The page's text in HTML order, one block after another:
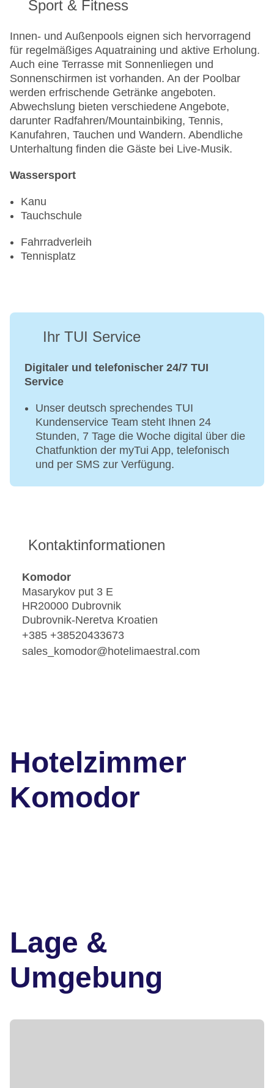
Sport & Fitness
Innen- und Außenpools eignen sich hervorragend
für regelmäßiges Aquatraining und aktive Erholung.
Auch eine Terrasse mit Sonnenliegen und
Sonnenschirmen ist vorhanden. An der Poolbar
werden erfrischende Getränke angeboten.
Abwechslung bieten verschiedene Angebote,
darunter Radfahren/Mountainbiking, Tennis,
Kanufahren, Tauchen und Wandern. Abendliche
Unterhaltung finden die Gäste bei Live-Musik.
Wassersport
Kanu
Tauchschule
Fahrradverleih
Tennisplatz
Ihr TUI Service
Digitaler und telefonischer 24/7 TUI
Service
Unser deutsch sprechendes TUI
Kundenservice Team steht Ihnen 24
Stunden, 7 Tage die Woche digital über die
Chatfunktion der myTui App, telefonisch
und per SMS zur Verfügung.
Kontaktinformationen
Komodor
Masarykov put 3 E
HR20000 Dubrovnik
Dubrovnik-Neretva Kroatien
+385 +38520433673
sales_komodor@hotelimaestral.com
Hotelzimmer
Komodor
Lage &
Umgebung